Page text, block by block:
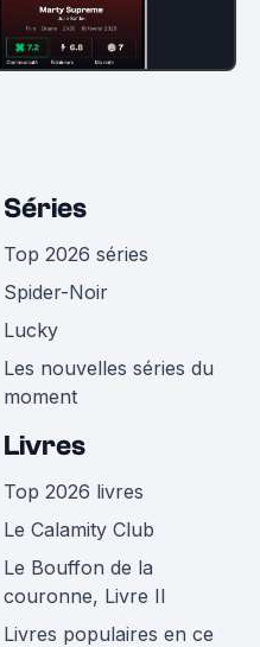
Séries
Top 2026 séries
Spider-Noir
Lucky
Les nouvelles séries du
moment
Livres
Top 2026 livres
Le Calamity Club
Le Bouffon de la
couronne, Livre II
Livres populaires en ce